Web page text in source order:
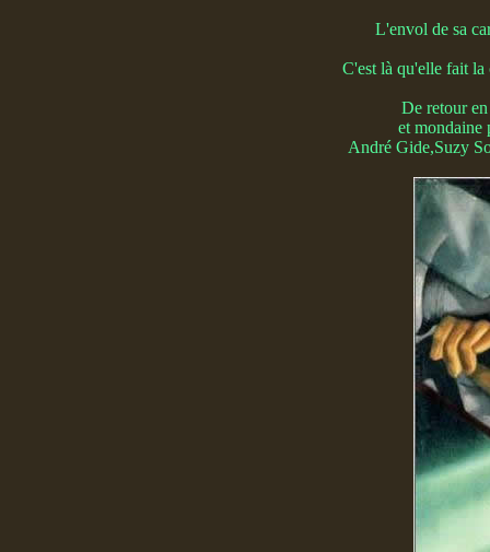
L'envol de sa
C'est là qu'elle fait la
De retour
et mondaine
André Gide,Suzy